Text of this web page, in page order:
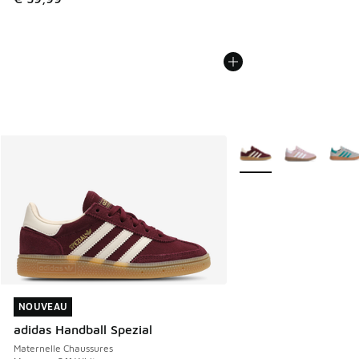
NOUVEAU
adidas Handball Spezial
Maternelle Chaussures
NOUVEAU
Plus de couleurs